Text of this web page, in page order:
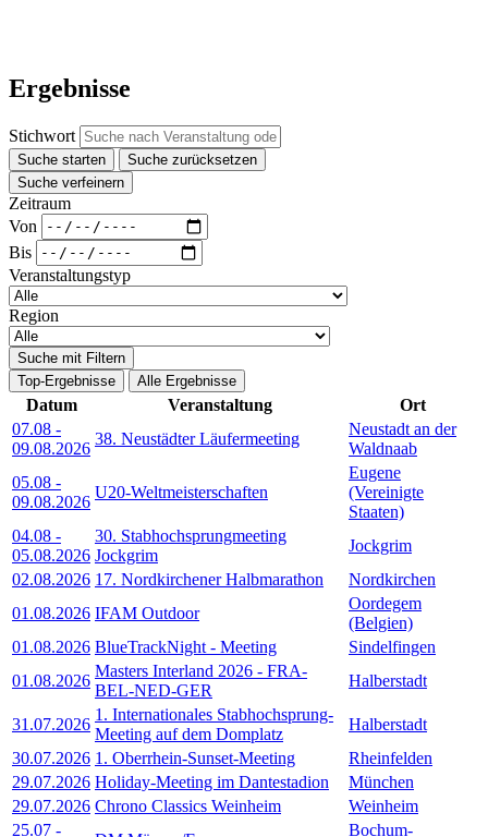
Ergebnisse
Stichwort
Suche starten
Suche zurücksetzen
Suche verfeinern
Zeitraum
Von
Bis
Veranstaltungstyp
Region
Suche mit Filtern
Top-Ergebnisse
Alle Ergebnisse
Datum Veranstaltung
Ort
07.08 -
09.08.2026
38. Neustädter Läufermeeting
Neustadt an der
Waldnaab
05.08 -
09.08.2026
U20-Weltmeisterschaften
Eugene
(Vereinigte
Staaten)
04.08 -
05.08.2026
30. Stabhochsprungmeeting
Jockgrim
Jockgrim
02.08.2026 17. Nordkirchener Halbmarathon
Nordkirchen
01.08.2026 IFAM Outdoor
Oordegem
(Belgien)
01.08.2026 BlueTrackNight - Meeting
Sindelfingen
01.08.2026
Masters Interland 2026 - FRA-
BEL-NED-GER
Halberstadt
31.07.2026
1. Internationales Stabhochsprung-
Meeting auf dem Domplatz
Halberstadt
30.07.2026 1. Oberrhein-Sunset-Meeting
Rheinfelden
29.07.2026 Holiday-Meeting im Dantestadion
München
29.07.2026 Chrono Classics Weinheim
Weinheim
25.07 - Bochum-